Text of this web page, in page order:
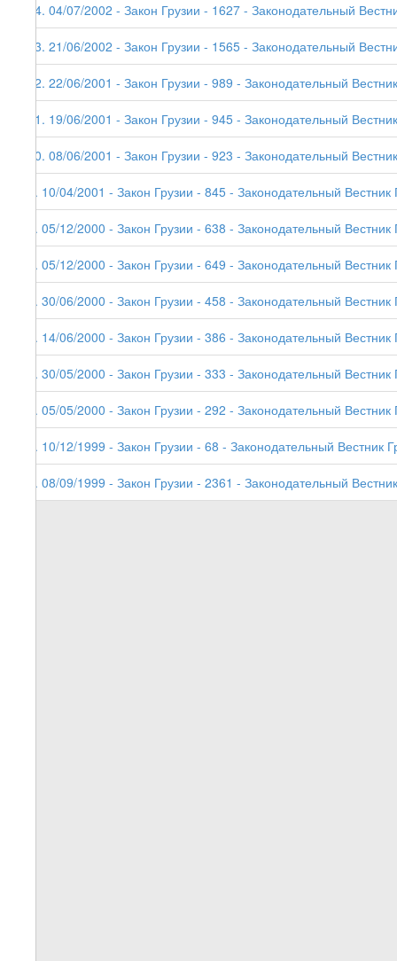
14. 04/07/2002 - Закон Грузии - 1627 - Законодательный
13. 21/06/2002 - Закон Грузии - 1565 - Законодательный
12. 22/06/2001 - Закон Грузии - 989 - Законодательный
11. 19/06/2001 - Закон Грузии - 945 - Законодательный
10. 08/06/2001 - Закон Грузии - 923 - Законодательный
9. 10/04/2001 - Закон Грузии - 845 - Законодательный
8. 05/12/2000 - Закон Грузии - 638 - Законодательный
7. 05/12/2000 - Закон Грузии - 649 - Законодательный
6. 30/06/2000 - Закон Грузии - 458 - Законодательный
5. 14/06/2000 - Закон Грузии - 386 - Законодательный
4. 30/05/2000 - Закон Грузии - 333 - Законодательный
3. 05/05/2000 - Закон Грузии - 292 - Законодательный
2. 10/12/1999 - Закон Грузии - 68 - Законодательный Вестник
1. 08/09/1999 - Закон Грузии - 2361 - Законодательный